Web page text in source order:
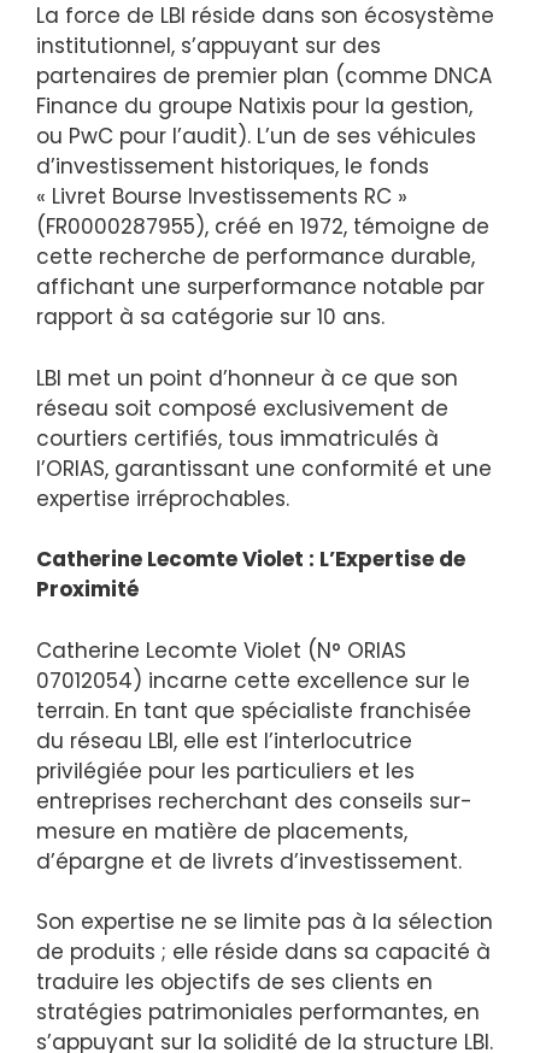
La force de LBI réside dans son écosystème
institutionnel, s’appuyant sur des
partenaires de premier plan (comme DNCA
Finance du groupe Natixis pour la gestion,
ou PwC pour l’audit). L’un de ses véhicules
d’investissement historiques, le fonds
« Livret Bourse Investissements RC »
(FR0000287955), créé en 1972, témoigne de
cette recherche de performance durable,
affichant une surperformance notable par
rapport à sa catégorie sur 10 ans.
LBI met un point d’honneur à ce que son
réseau soit composé exclusivement de
courtiers certifiés, tous immatriculés à
l’ORIAS, garantissant une conformité et une
expertise irréprochables.
Catherine Lecomte Violet : L’Expertise de
Proximité
Catherine Lecomte Violet (N° ORIAS
07012054) incarne cette excellence sur le
terrain. En tant que spécialiste franchisée
du réseau LBI, elle est l’interlocutrice
privilégiée pour les particuliers et les
entreprises recherchant des conseils sur-
mesure en matière de placements,
d’épargne et de livrets d’investissement.
Son expertise ne se limite pas à la sélection
de produits ; elle réside dans sa capacité à
traduire les objectifs de ses clients en
stratégies patrimoniales performantes, en
s’appuyant sur la solidité de la structure LBI.